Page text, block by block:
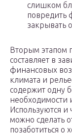
слишком
повредить
закрывать
Вторым этапом
составляет в
финансовых
климата и
содержит одну
необходимости
Используются
можно сделать
позаботиться